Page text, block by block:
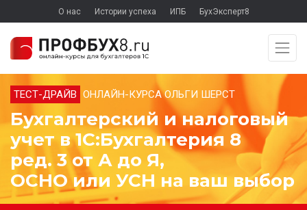
О нас Истории успеха ИПБ БухЭксперт8
ТЕСТ-ДРАЙВ ОНЛАЙН-КУРСА ОЛЬГИ ШЕРСТ
Бухгалтерский и налоговый
учет в 1С:Бухгалтерия 8
ред. 3 от А до Я,
ОСНО или УСН на ваш выбор